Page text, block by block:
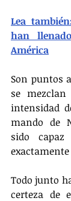
Lea
han
América
Son puntos
se
intensidad
mando de
sido
​Todo junto
certeza de